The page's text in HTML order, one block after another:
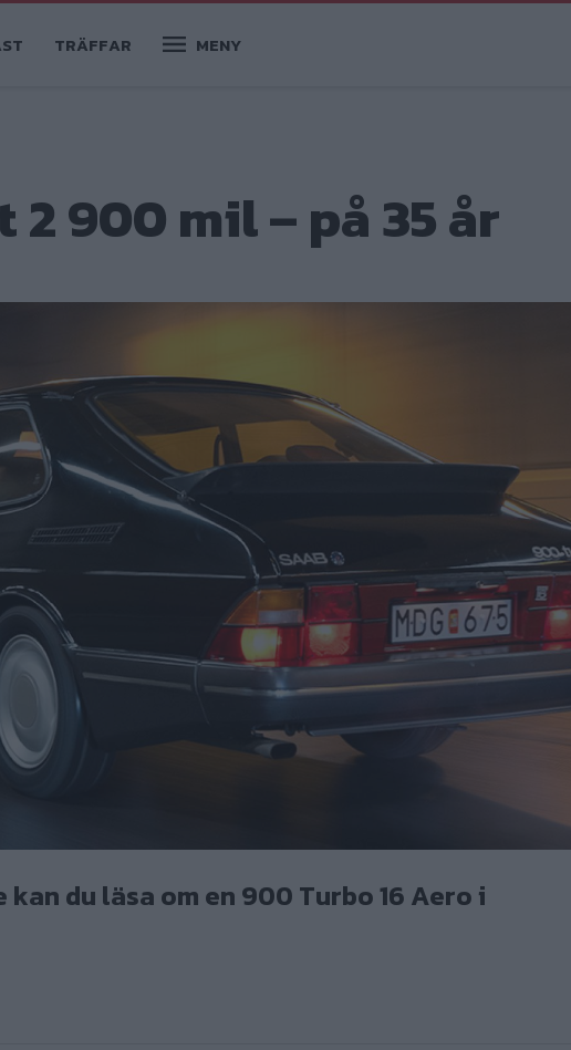
TRÄFFAR MENY
900 mil – på 35 år
kan du läsa om en 900 Turbo 16 Aero i